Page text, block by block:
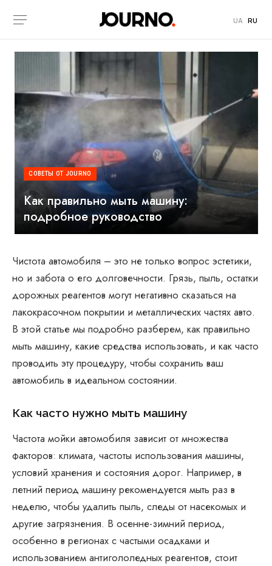
UA RU
СОВЕТЫ ОТ JOURNO
Как правильно мыть машину:
подробное руководство
Чистота автомобиля – это не только вопрос эстетики,
но и забота о его долговечности. Грязь, пыль, остатки
дорожных реагентов могут негативно сказаться на
лакокрасочном покрытии и металлических частях авто.
В этой статье мы подробно разберем, как правильно
мыть машину, какие средства использовать, и как часто
проводить эту процедуру, чтобы сохранить ваш
автомобиль в идеальном состоянии.
Как часто нужно мыть машину
Частота мойки автомобиля зависит от множества
факторов: климата, частоты использования машины,
условий хранения и состояния дорог. Например, в
летний период машину рекомендуется мыть раз в
неделю, чтобы удалить пыль, следы от насекомых и
другие загрязнения. В осенне-зимний период,
особенно в регионах с частыми осадками и
использованием антигололедных реагентов, стоит